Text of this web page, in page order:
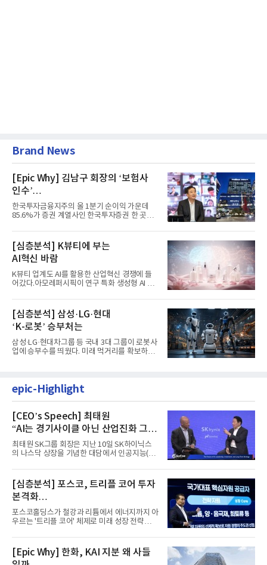
Brand News
[Epic Why] 김남구 회장의 ‘보험사
인수’
발걸음이 신중해진 배경은?
한국투자금융지주의 올 1분기 순이익 가운데
85.6%가 증권 계열사인 한국투자증권 한 곳에
[심층분석] K뷰티에 부는
AI혁신 바람
K뷰티 업계도 AI를 활용한 산업혁신 경쟁에 들
어갔다.아모레퍼시픽이 연구 특화 생성형 AI 플
[심층분석] 삼성·LG·현대
‘K-로봇’ 승부처는
삼성·LG·현대차그룹 등 국내 3대 그룹이 로봇사
업에 승부수를 띄웠다. 미래 먹거리를 확보하기
epic-Highlight
[CEO’s Speech] 최태원
“AI는 경기사이클 아닌 산업진화 그
자체”
최태원 SK그룹 회장은 지난 10일 SK하이닉스
의 나스닥 상장을 기념한 대담에서 인공지능(AI)
[심층분석] 포스코, 트리플 코어 투자
본격화
16조7천억원 투자 재원 마련 전략은?
포스코홀딩스가 철강과 리튬에서 에너지까지 아
우르는 '트리플 코어' 체제로 미래 성장 전략을
[Epic Why] 한화, KAI 지분 왜 사들